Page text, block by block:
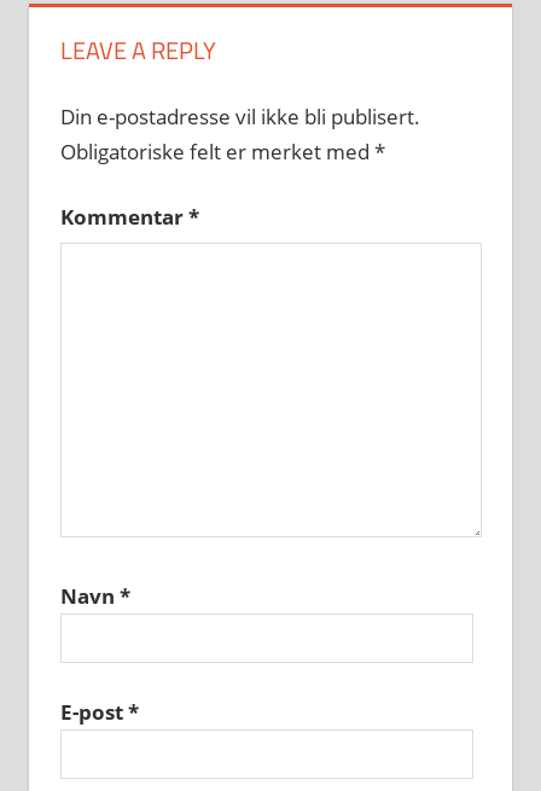
LEAVE A REPLY
Din e-postadresse vil ikke bli publisert.
Obligatoriske felt er merket med *
Kommentar*
Navn *
E-post*